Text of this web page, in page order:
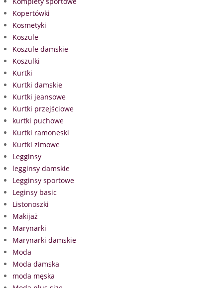
Kopertówki
Kosmetyki
Koszule
Koszule damskie
Koszulki
Kurtki
Kurtki damskie
Kurtki jeansowe
Kurtki przejściowe
kurtki puchowe
Kurtki ramoneski
Kurtki zimowe
Legginsy
legginsy damskie
Legginsy sportowe
Leginsy basic
Listonoszki
Makijaż
Marynarki
Marynarki damskie
Moda
Moda damska
moda męska